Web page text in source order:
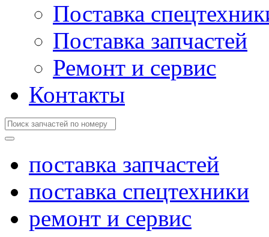
Поставка
Поставка запчастей
Ремонт и сервис
Контакты
поставка запчастей
поставка спецтехники
ремонт и сервис